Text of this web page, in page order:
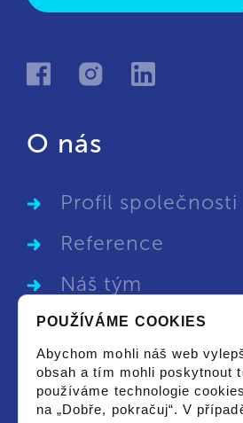
O nás
Profil společnosti
Reference
Náš tým
Kariéra
GDPR
Obchodní
POUŽÍVÁME COOKIES
Abychom mohli náš web
obsah a tím mohli poskytnout
používáme technologie
na „Dobře, pokračuj“. V